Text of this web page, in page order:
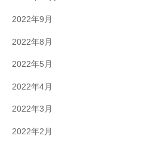
2022年9月
2022年8月
2022年5月
2022年4月
2022年3月
2022年2月